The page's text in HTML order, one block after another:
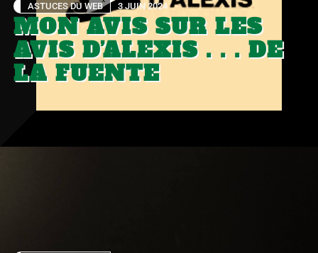
ASTUCES DU WEB 3 JUIN 2024
MON AVIS SUR LES
AVIS D’ALEXIS . . . DE
LA FUENTE